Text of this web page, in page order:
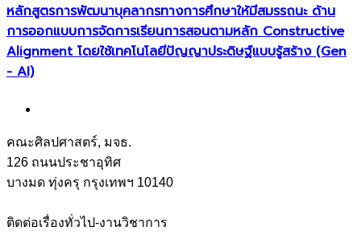
หลักสูตรการพัฒนาบุคลากรทางการศึกษาให้มีสมรรถนะ ด้าน
การออกแบบการจัดการเรียนการสอนตามหลัก Constructive
Alignment โดยใช้เทคโนโลยีปัญญาประดิษฐ์แบบรู้สร้าง (Gen
- AI)
คณะศิลปศาสตร์, มจธ.
126 ถนนประชาอุทิศ
บางมด ทุ่งครุ กรุงเทพฯ 10140
ติดต่อเรื่องทั่วไป-งานวิชาการ